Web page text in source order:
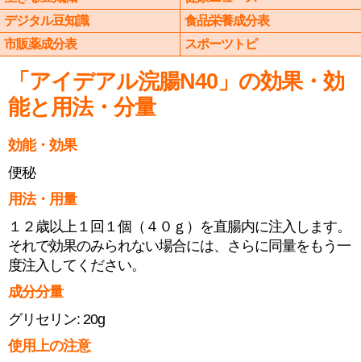
デジタル豆知識
食品栄養成分表
市販薬成分表
スポーツトピ
「アイデアル浣腸N40」の効果・効
能と用法・分量
効能・効果
便秘
用法・用量
１２歳以上１回１個（４０ｇ）を直腸内に注入します。
それで効果のみられない場合には、さらに同量をもう一
度注入してください。
成分分量
グリセリン: 20g
使用上の注意